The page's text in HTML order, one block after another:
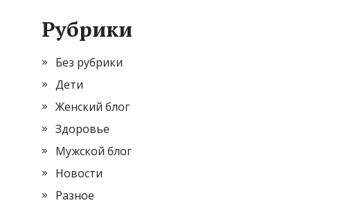
Рубрики
Без рубрики
Дети
Женский блог
Здоровье
Мужской блог
Новости
Разное